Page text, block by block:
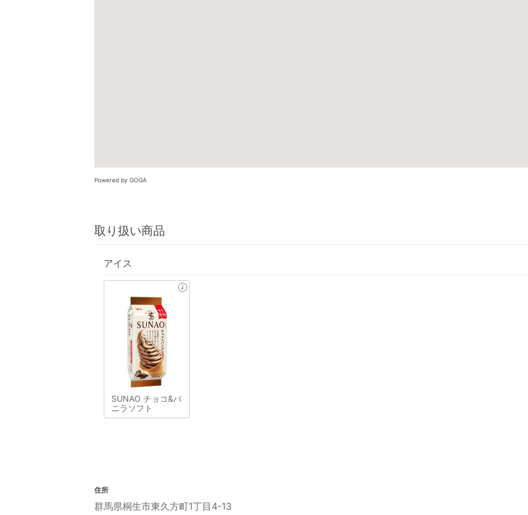
Powered by GOGA
取り扱い商品
アイス
SUNAO チョコ&バ
ニラソフト
住所
群馬県桐生市東久方町1丁目4-13